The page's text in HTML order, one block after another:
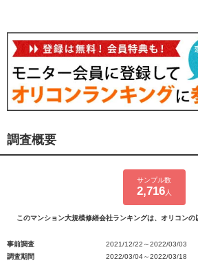
調査概要
サンプル数
2,716人
このマンション大規模修繕会社ランキングは、オリコンの
事前調査
2021/12/22～2022/03/03
調査期間
2022/03/04～2022/03/18